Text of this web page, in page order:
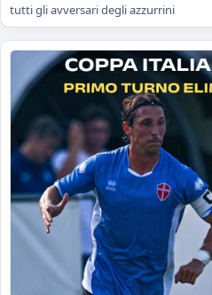
tutti gli avversari degli azzurrini